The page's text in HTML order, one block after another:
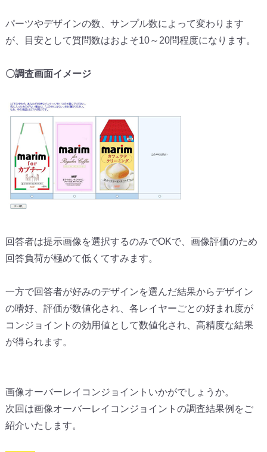
パーツやデザインの数、サンプル数によって変わります
が、
目安として質問数はおよそ10～20問程度になります。
〇調査画面イメージ
回答者は提示画像を選択するのみでOKで、 画像評価のため
回答負荷が極めて低くてすみます。
一方で回答者が好みのデザインを選んだ結果からデザイン
の嗜好、 評価が数値化され、 各レイヤーごとの好まれ度が
コンジョイントの効用値として数値化され、高精度な結果
が得られます。
画像オーバーレイコンジョイントいかがでしょうか。
次回は画像オーバーレイコンジョイントの調査結果例をご
紹介いた します。